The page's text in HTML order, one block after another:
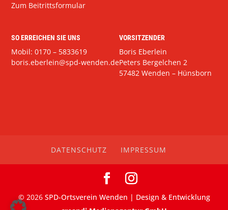
Zum Beitrittsformular
SO ERREICHEN SIE UNS
Mobil: 0170 – 5833619
boris.eberlein@spd-wenden.de
VORSITZENDER
Boris Eberlein
Peters Bergelchen 2
57482 Wenden – Hünsborn
DATENSCHUTZ IMPRESSUM
© 2026SPD-Ortsverein Wenden | Design & Entwicklung